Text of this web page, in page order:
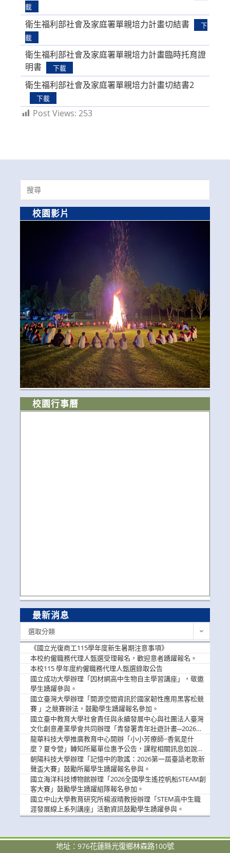
載
衛生福利部社會及家庭署單親培力計畫切結書
下
載
衛生福利部社會及家庭署單親培力計畫臨時托育證
明書
下載
衛生福利部社會及家庭署單親培力計畫切結書2
下載
Post Views: 253
Search
for:
校園影片
校園行事曆
最新消息
選取分類
《國立光復商工115學年度新生暑期注意事項》
本校約僱職務代理人甄選受理報名，歡迎意者踴躍報名。
本校115 學年度約僱職務代理人甄選錄取公告
國立成功大學辦理「因材網高中生物自主學習講座」，敬邀
學生踴躍參與。
國立臺灣大學辦理「開源空間資訊於國家韌性應用黑客松競
賽 」之競賽辦法，鼓勵學生踴躍報名參加。
國立臺中教育大學社會責任與永續發展中心與社團法人臺灣
文化創意產業學會共同辦理「青發署青年壯遊計畫─2026臺
中舊城都市建築文化體驗」活動，敬邀學生踴躍報名參加，
公告周知。
龍華科技大學推廣教育中心開辦「小小芳療師~香氣是什
麼？夏令營」轉知所屬單位惠予公告，課程相關訊息如說
明。
朝陽科技大學辦理「記憶中的歌謠：2026第一屆臺語老歌新
聲盃大賽」鼓勵所屬學生踴躍報名參與。
國立海洋科技博物館辦理「2026全國學生遙控帆船STEAM創
客大賽」鼓勵學生踴躍組隊報名參加。
國立中山大學教育研究所楊淑晴教授辦理「STEM高中生職
涯發展線上系列講座」活動資訊鼓勵學生踴躍參與。
地址：976花蓮縣光復鄉林森路100號